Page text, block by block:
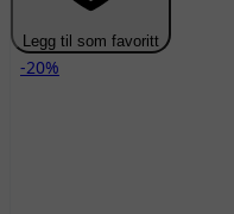
Legg til som favoritt
-20%